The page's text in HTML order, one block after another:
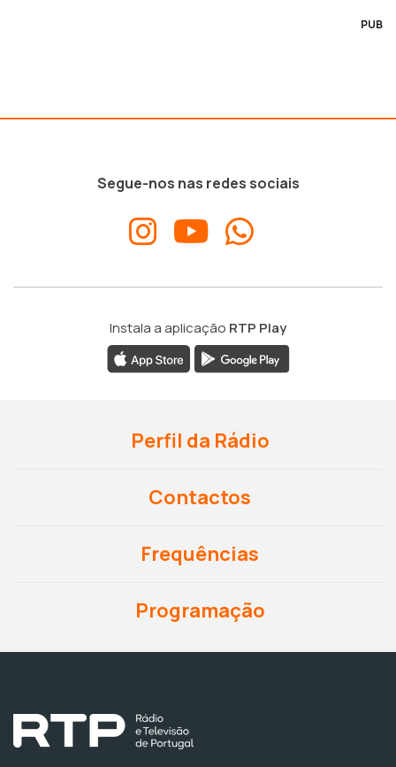
PUB
Segue-nos nas redes sociais
Instala a aplicação RTP Play
Perfil da Rádio
Contactos
Frequências
Programação